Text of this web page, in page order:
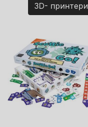
3D- принтери